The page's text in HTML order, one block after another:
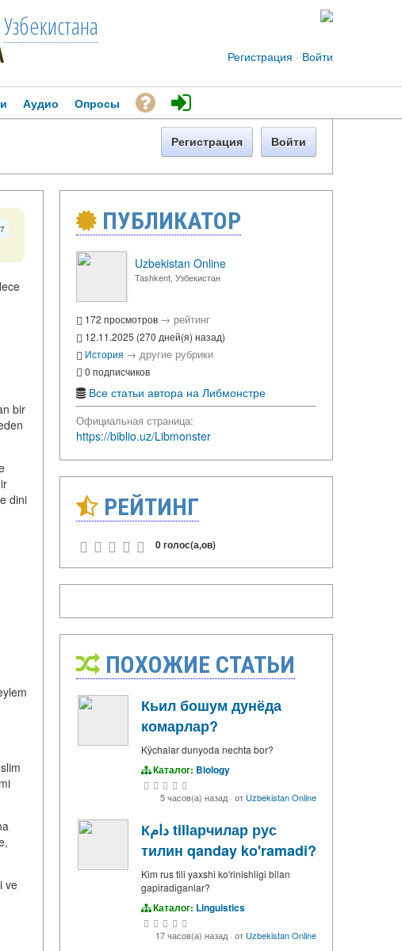
Узбекистана
Регистрация · Войти
Аудио Опросы
Регистрация Войти
bir
dini
ve
ПУБЛИКАТОР
Uzbekistan Online
Tashkent, Узбекистан
172 просмотров → рейтинг
12.11.2025 (270 дней(я) назад)
История → другие рубрики
0 подписчиков
Все статьи автора на Либмонстре
Официальная страница:
https://biblio.uz/Libmonster
РЕЙТИНГ
0 голос(а,ов)
ПОХОЖИЕ СТАТЬИ
Кьил бошум дунёда
комарлар?
Kӯchalar dunyoda nechta bor?
Каталог: Biology
5 часов(а) назад· от Uzbekistan Online
Кدام tillарчилар рус
тилин qanday ko'ramadi?
Kim rus tili yaxshi ko'rinishligi bilan
gapiradiganlar?
Каталог: Linguistics
17 часов(а) назад· от Uzbekistan Online